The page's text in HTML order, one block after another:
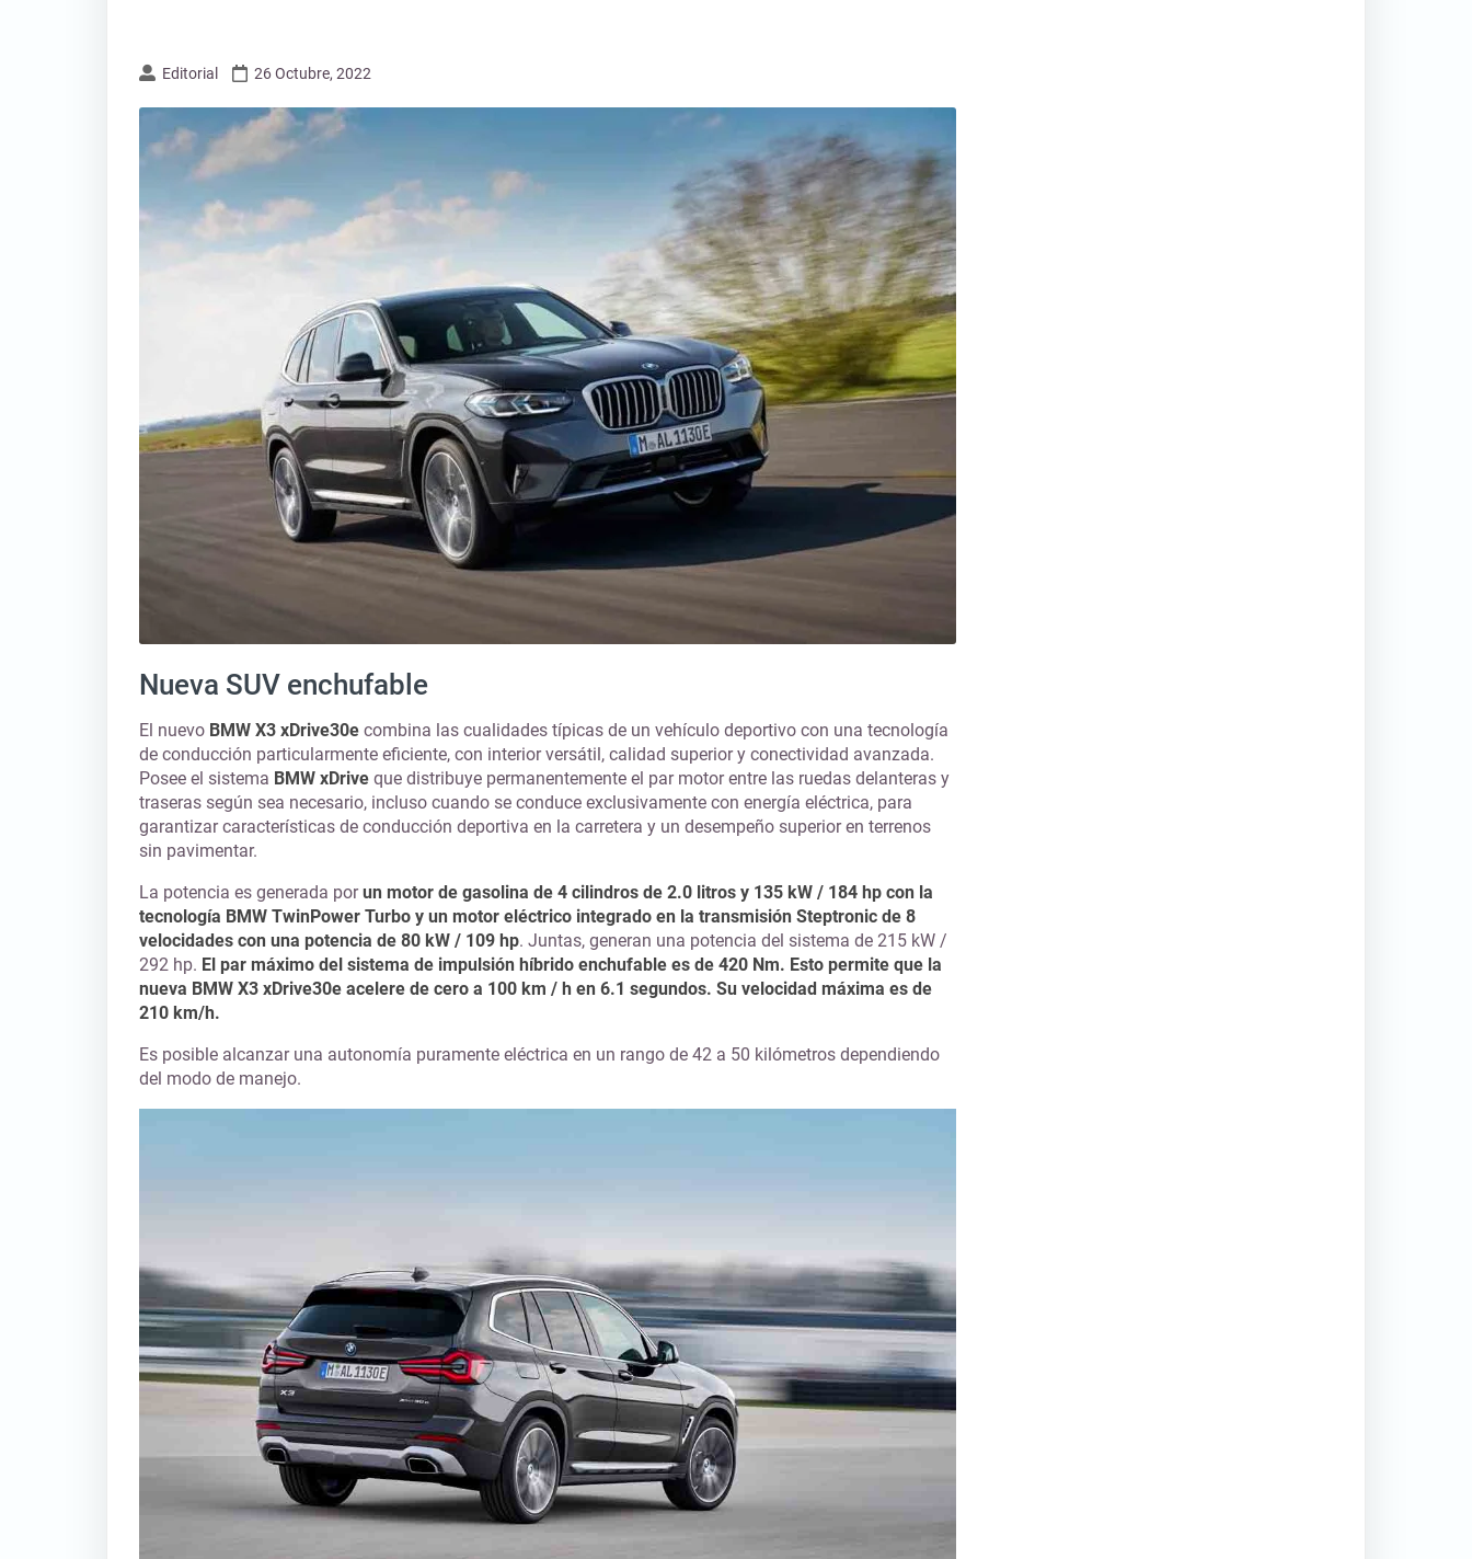
Editorial 26 Octubre, 2022
Nueva SUV enchufable
El nuevoBMW X3 xDrive30ecombina las cualidades típicas de un vehículo deportivo con una tecnología
de conducción particularmente eficiente, con interior versátil, calidad superior y conectividad avanzada.
Posee el sistema BMW xDriveque distribuye permanentemente el par motor entre las ruedas delanteras y
traseras según sea necesario, incluso cuando se conduce exclusivamente con energía eléctrica, para
garantizar características de conducción deportiva en la carretera y un desempeño superior en terrenos
sin pavimentar.
La potencia es generada porun motor de gasolina de 4 cilindros de 2.0 litros y 135 kW / 184 hp con la
tecnología BMW TwinPower Turbo y un motor eléctrico integrado en la transmisión Steptronic de 8
velocidades con una potencia de 80 kW / 109 hp. Juntas, generan una potencia del sistema de 215 kW /
292 hp. El par máximo del sistema de impulsión híbrido enchufable es de 420 Nm. Esto permite que la
nueva BMW X3 xDrive30e acelere de cero a 100 km / h en 6.1 segundos. Su velocidad máxima es de
210 km/h.
Es posible alcanzar una autonomía puramente eléctrica en un rango de 42 a 50 kilómetros dependiendo
del modo de manejo.